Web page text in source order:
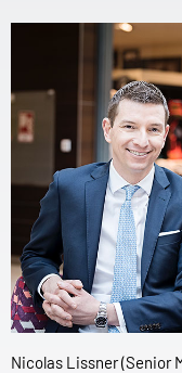
Nicolas Lissner (Senior